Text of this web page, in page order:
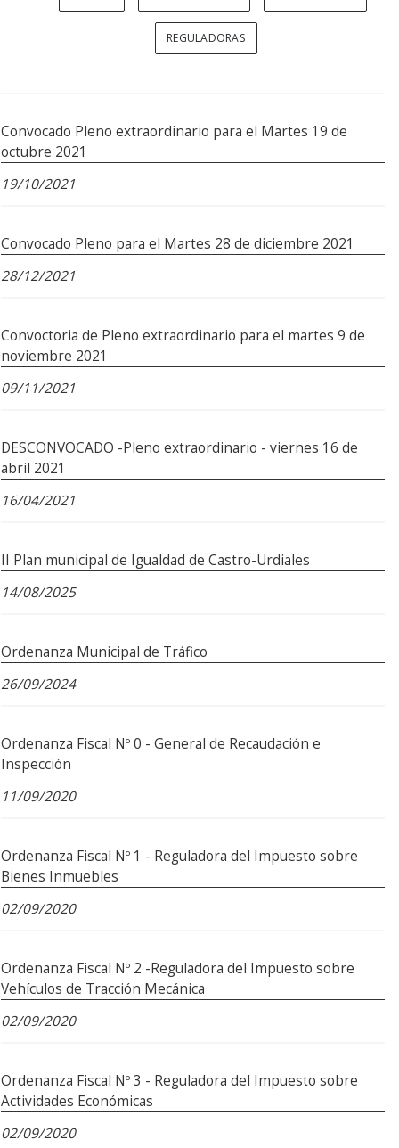
REGULADORAS
Convocado Pleno extraordinario para el Martes 19 de
octubre 2021
19/10/2021
Convocado Pleno para el Martes 28 de diciembre 2021
28/12/2021
Convoctoria de Pleno extraordinario para el martes 9 de
noviembre 2021
09/11/2021
DESCONVOCADO -Pleno extraordinario - viernes 16 de
abril 2021
16/04/2021
II Plan municipal de Igualdad de Castro-Urdiales
14/08/2025
Ordenanza Municipal de Tráfico
26/09/2024
Ordenanza Fiscal Nº 0 - General de Recaudación e
Inspección
11/09/2020
Ordenanza Fiscal Nº 1 - Reguladora del Impuesto sobre
Bienes Inmuebles
02/09/2020
Ordenanza Fiscal Nº 2 -Reguladora del Impuesto sobre
Vehículos de Tracción Mecánica
02/09/2020
Ordenanza Fiscal Nº 3 - Reguladora del Impuesto sobre
Actividades Económicas
02/09/2020